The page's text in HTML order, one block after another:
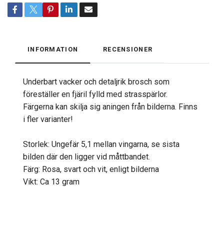
INFORMATION RECENSIONER
Underbart vacker och detaljrik brosch som
föreställer en fjäril fylld med strasspärlor.
Färgerna kan skilja sig aningen från bilderna. Finns
i fler varianter!
Storlek: Ungefär 5,1 mellan vingarna, se sista
bilden där den ligger vid måttbandet.
Färg: Rosa, svart och vit, enligt bilderna
Vikt: Ca 13 gram